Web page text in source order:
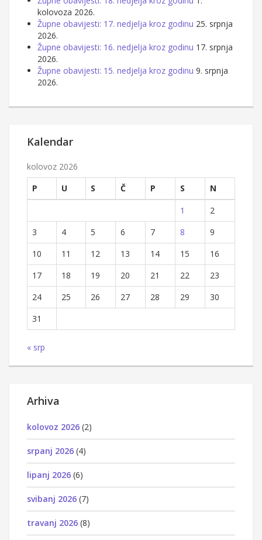
kolovoza 2026.
Župne obavijesti: 17. nedjelja kroz godinu 25. srpnja
2026.
Župne obavijesti: 16. nedjelja kroz godinu 17. srpnja
2026.
Župne obavijesti: 15. nedjelja kroz godinu 9. srpnja
2026.
Kalendar
kolovoz 2026
P
U S Č P S
N
1
2
3
4 5 6 7 8
9
10
11 12 13 14 15
16
17
18 19 20 21 22
23
24
25 26 27 28 29
30
31
« srp
Arhiva
kolovoz 2026 (2)
srpanj 2026 (4)
lipanj 2026 (6)
svibanj 2026 (7)
travanj 2026 (8)